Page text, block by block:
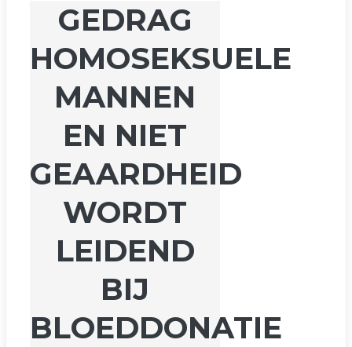
GEDRAG
HOMOSEKSUELE
MANNEN
EN NIET
GEAARDHEID
WORDT
LEIDEND
BIJ
BLOEDDONATIE